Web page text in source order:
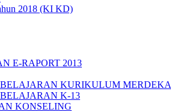
2018 (KI KD)
E-RAPORT 2013
KURIKULUM MERDEKA
K-13
KONSELING